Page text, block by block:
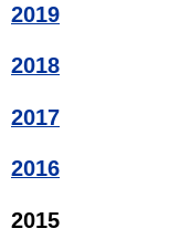
2019
2018
2017
2016
2015